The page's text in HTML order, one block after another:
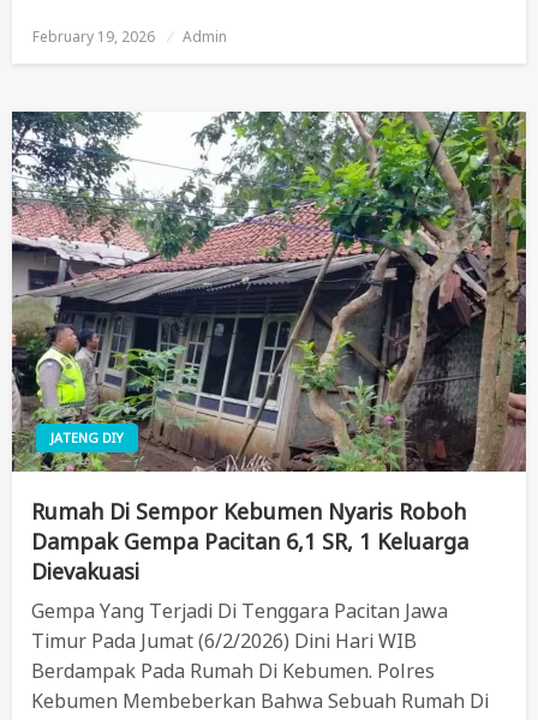
Posted
February 19, 2026 Admin
JATENG DIY
Rumah Di Sempor Kebumen Nyaris Roboh
Dampak Gempa Pacitan 6,1 SR, 1 Keluarga
Dievakuasi
Gempa Yang Terjadi Di Tenggara Pacitan Jawa
Timur Pada Jumat (6/2/2026) Dini Hari WIB
Berdampak Pada Rumah Di Kebumen. Polres
Kebumen Membeberkan Bahwa Sebuah Rumah Di